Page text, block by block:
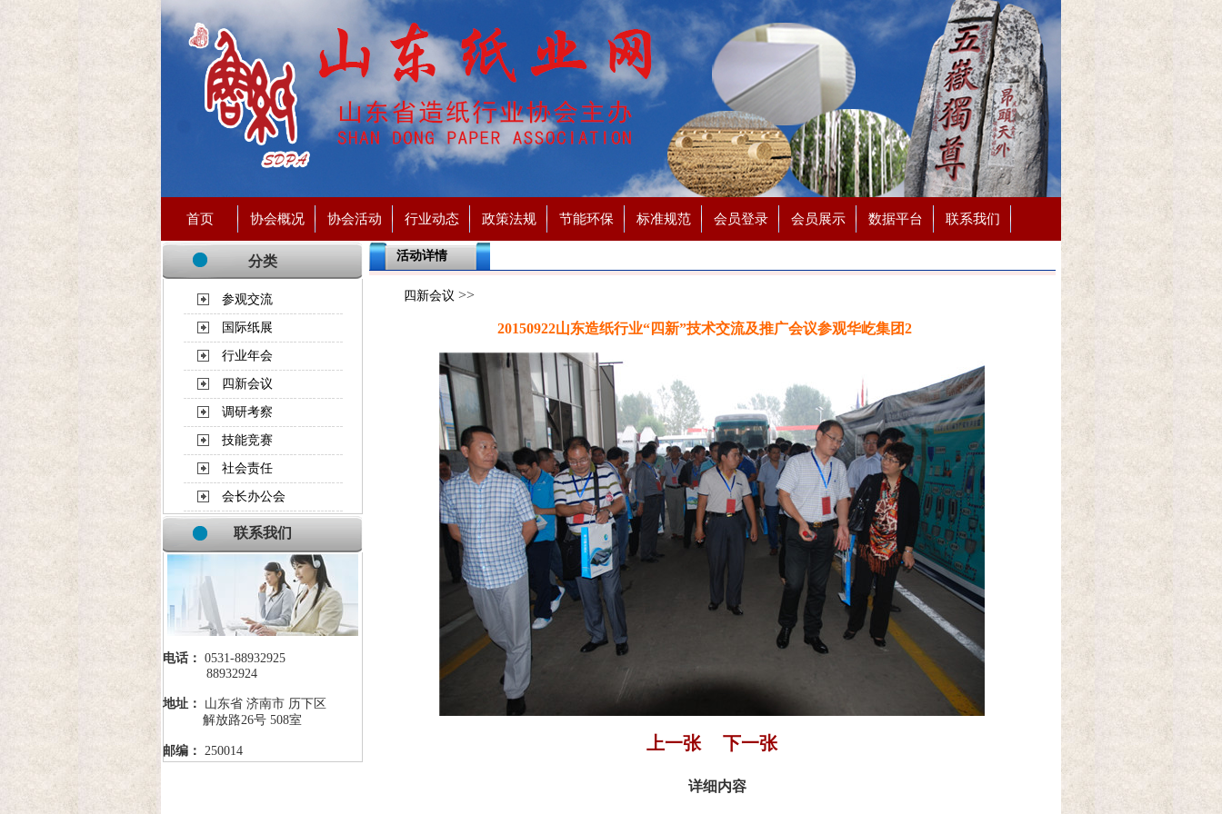
首页 协会概况 协会活动 行业动态 政策法规 节能环保 标准规范 会员登录 会员展示 数据平台 联系我们
分类
参观交流
国际纸展
行业年会
四新会议
调研考察
技能竞赛
社会责任
会长办公会
联系我们
电话： 0531-88932925
88932924
地址：
山东省 济南市 历下区
解放路26号 508室
邮编： 250014
活动详情
四新会议 >>
20150922山东造纸行业“四新”技术交流及推广会议参观华屹集团2
上一张 下一张
详细内容